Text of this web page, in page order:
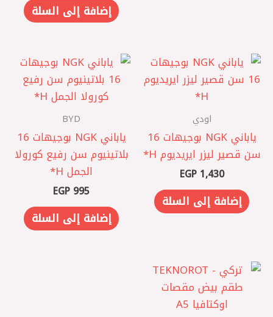
إضافة إلى السلة
اودي
ياباني NGK بوجيهات 16
سن قصير ليزر ايريديوم H*
EGP1,430
إضافة إلى السلة
BYD
ياباني NGK بوجيهات 16
بلاتينيوم سن رفيع كورولا
الجمل H*
EGP 995
إضافة إلى السلة